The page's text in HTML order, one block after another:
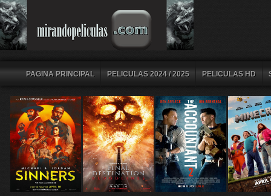
PAGINA PRINCIPAL PELICULAS 2024 / 2025 PELICULAS HD